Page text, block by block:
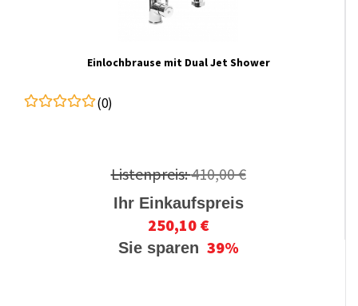
Einlochbrause mit Dual Jet Shower
(0)
Listenpreis:410,00 €
Ihr Einkaufspreis
250,10 €
Sie sparen 39%